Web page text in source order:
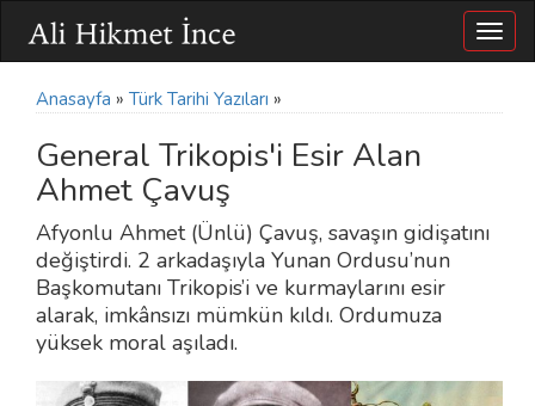
Anasayfa » Türk Tarihi Yazıları »
General Trikopis'i Esir Alan
Ahmet Çavuş
Afyonlu Ahmet (Ünlü) Çavuş, savaşın gidişatını
değiştirdi. 2 arkadaşıyla Yunan Ordusu’nun
Başkomutanı Trikopis’i ve kurmaylarını esir
alarak, imkânsızı mümkün kıldı. Ordumuza
yüksek moral aşıladı.